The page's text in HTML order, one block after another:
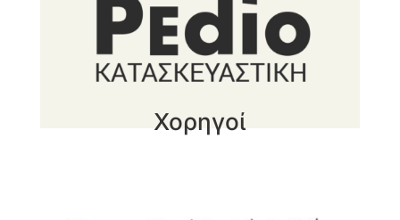
Χορηγοί